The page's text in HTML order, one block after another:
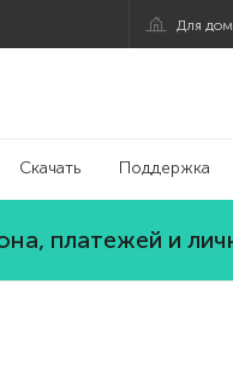
Для
Скачать Поддержка
платежей и